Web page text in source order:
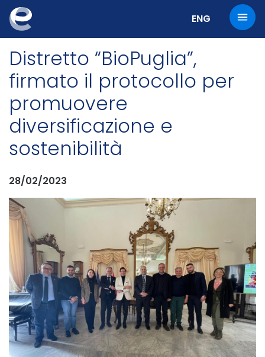
Cambia la
ENG
Distretto “BioPuglia”,
firmato il protocollo per
promuovere
diversificazione e
sostenibilità
28/02/2023